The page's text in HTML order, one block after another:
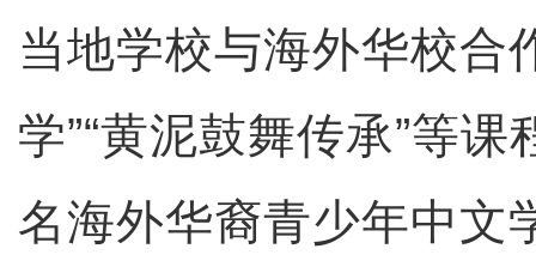
当地学校与海外华校合
学”“黄泥鼓舞传承”等
名海外华裔青少年中文